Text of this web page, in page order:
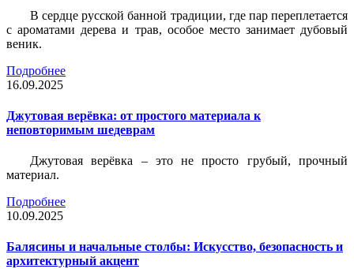
В сердце русской банной традиции, где пар переплетается
с ароматами дерева и трав, особое место занимает дубовый
веник.
Подробнее
16.09.2025
Джутовая верёвка: от простого материала к
неповторимым шедеврам
Джутовая верёвка – это не просто грубый, прочный
материал.
Подробнее
10.09.2025
Балясины и начальные столбы: Искусство, безопасность и
архитектурный акцент